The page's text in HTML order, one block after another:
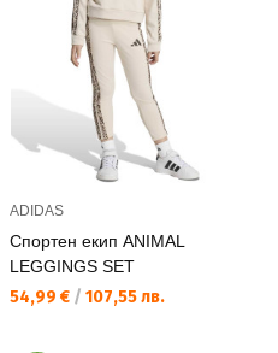
ADIDAS
Спортен екип ANIMAL
LEGGINGS SET
Текуща цена:
54,99 € / 107,55 лв.